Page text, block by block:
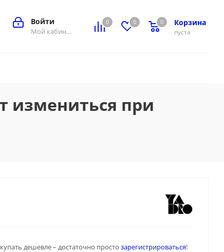
0 0 Корзина
0
пуста
0
Войти
Мой кабинет
измениться при
дешевле – достаточно просто зарегистрироваться!